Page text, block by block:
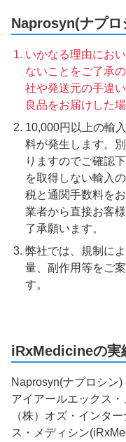
Naprosyn(ナプロ
いかなる理由にお
ないことをご了承
社や発送元の手違
良品をお届けした
10,000円以上の輸
料が発生します。
りますのでご確認
を取得しない輸入
税と通関手数料を
業者から直接お客
了承願います。
弊社では、規制に
量、副作用等をご
す。
iRxMedicineの実
Naprosyn(ナプロシン
アイアールエックス・
（株）オズ・インタ
ス・メディシン